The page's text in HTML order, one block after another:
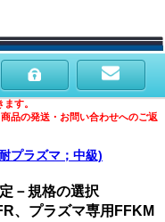
す。
品の発送・お問い合わせへのご返
プラズマ；中級)
－規格の選択
、プラズマ専用FFKM